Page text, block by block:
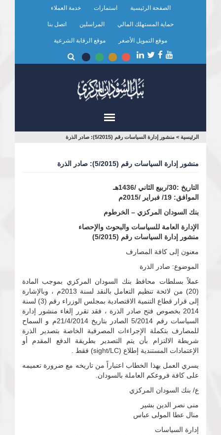
الصفحة الرئيسية استمارات خدمة العملاء
حماية المستهلك المالي المراسلين اتصل بنا
موقع التمويل الأصغر موقع الرقابة الشرعية
أنت
الرئيسية > منشور إدارة السياسات رقم (5/2015): صادر الذرة
منشور إدارة السياسات رقم (5/2015): صادر الذرة
التاريخ :30/ربيع الثاني /1436هـ
الموافق: 19/ فبراير /2015م
بنك السودان المركزي – الخرطوم
الإدارة العامة للسياسات والبحوث والإحصاء
منشور إدارة السياسات رقم (5/2015)
معنون إلى كافة المصارف
الموضوع: صادر الذرة
عملاً بسلطات محافظ بنك السودان المركزي بموجب المادة
(20) من لائحة تنظيم التعامل بالنقد لسنة 2013م ، وبالإشارة
إلى قرار قطاع التنمية الاقتصادية بمجلس الوزراء رقم (3) لسنة
2014 بخصوص فتح صادر الذرة ، فقد تقرر إلغاء منشور إدارة
السياسات رقم 5/2014 الصادر بتاريخ 21/4/2014م و السماح
للمصارف بتكملة الإجراءات المصرفية الخاصة بتصدير الذرة
شريطة الالتزام بأن يتم التصدير بطريقة الدفع المقدم أو
الإعتمادات المستندية إطلاع (sight/LC) فقط .
يسري العمل بهذا الخطاب اعتباراً من تاريخه مع ضرورة تعميمه
على كافة فروعكم العاملة بالسودان.
ع/ بنك السودان المركزي
منى نصر الدين بشير
منال عطا المولى عباس
إدارة السياسات